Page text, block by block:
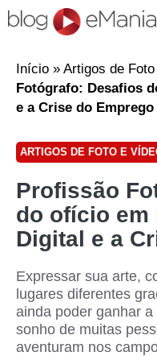
Início » Artigos de
Fotógrafo: Desafios
e a Crise do Emprego
ARTIGOS DE FOTO E
Profissão
do ofício em
Digital e a
Expressar sua arte,
lugares diferentes
ainda poder ganhar
sonho de muitas
aventuram nos